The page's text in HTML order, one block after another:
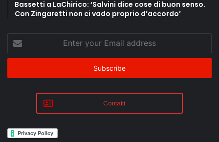
Bassetti a LaChirico: ‘Salvini dice cose di buon senso.
Con Zingaretti non ci vado proprio d’accordo’
Enter
your
Email
Contatti